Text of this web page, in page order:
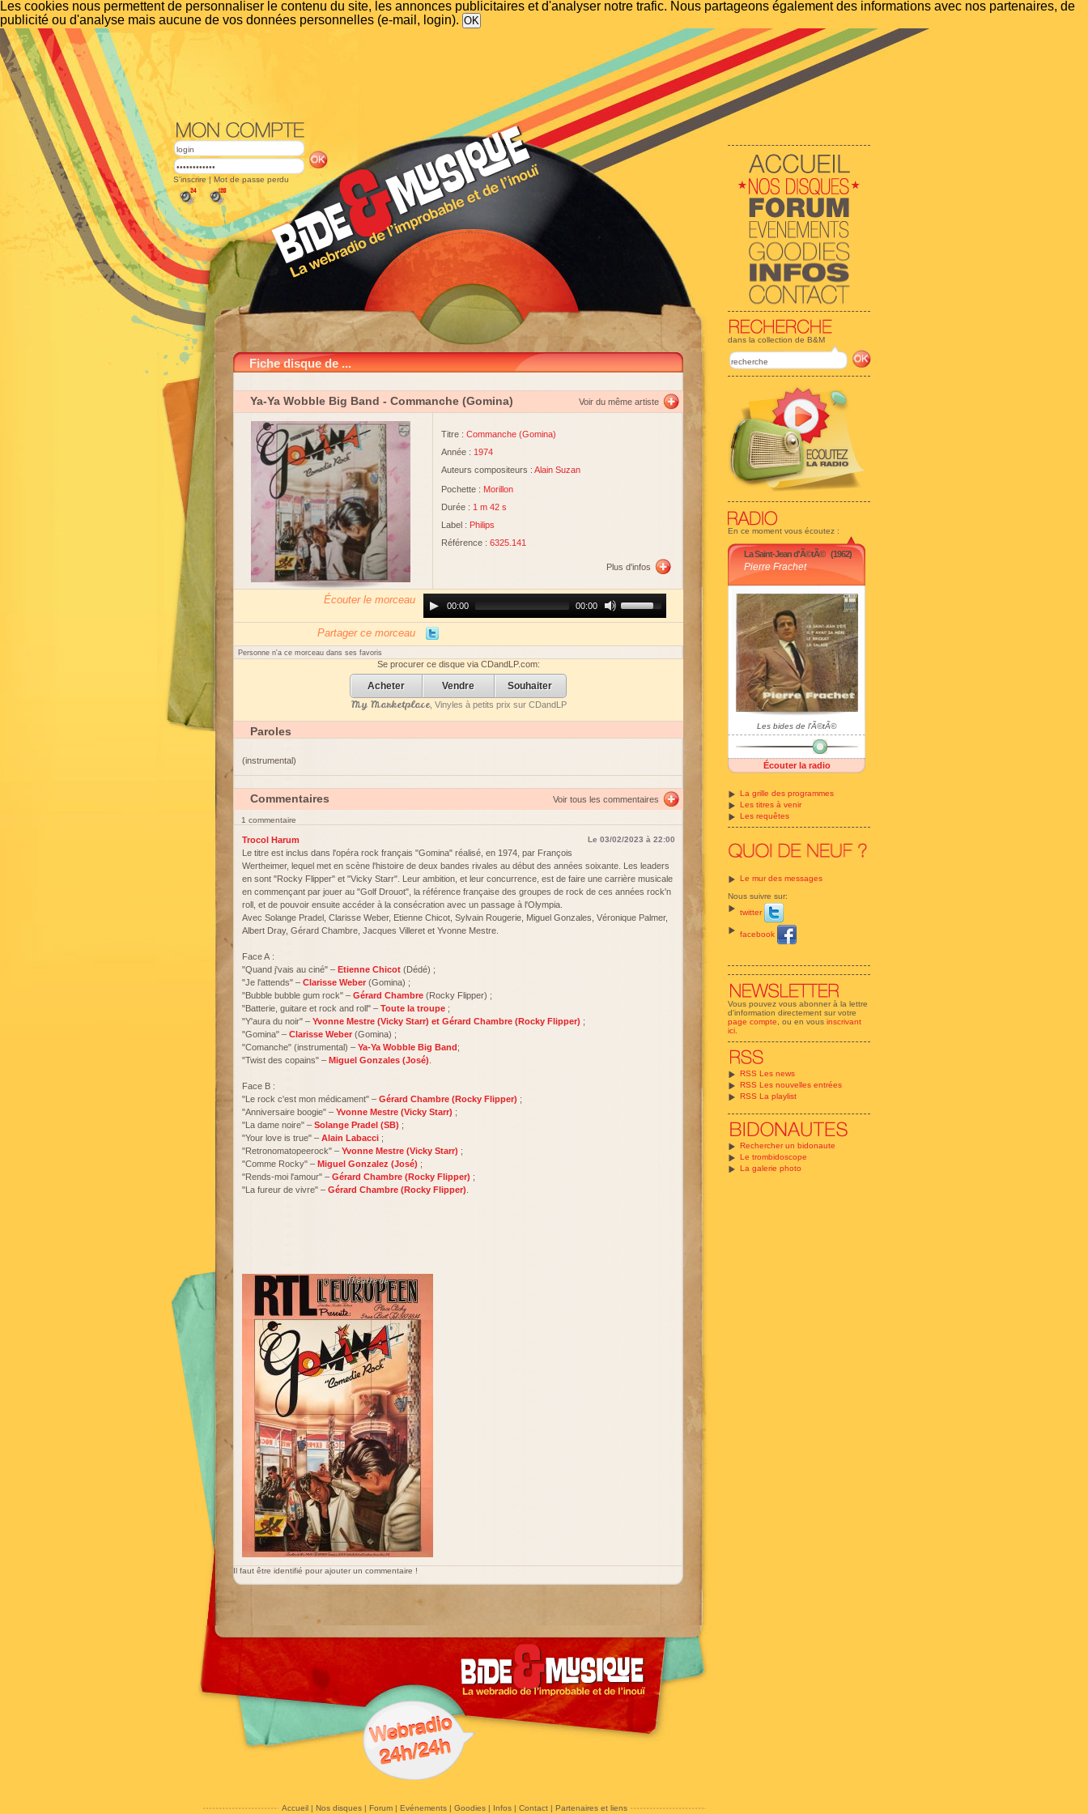
Les cookies nous permettent de personnaliser le contenu du site, les annonces publicitaires et d'analyser notre trafic. Nous partageons également des informations avec nos partenaires, de
publicité ou d'analyse mais aucune de vos données personnelles (e-mail, login).
dans la collection de B&M
En ce moment vous écoutez :
La Saint-Jean d'Ã©tÃ© (1962)
Pierre Frachet
Les bides de l'Ã©tÃ©
Écouter la radio
La grille des programmes
Les titres à venir
Les requêtes
Le mur des messages
Nous suivre sur:
twitter
facebook
Vous pouvez vous abonner à la lettre
d'information directement sur votre
page compte , ou en vous inscrivant
ici
RSS Les news
RSS Les nouvelles entrées
RSS La playlist
Rechercher un bidonaute
Le trombidoscope
La galerie photo
S'inscrire | Mot de passe perdu
Fiche disque de ...
Ya-Ya Wobble Big Band - Commanche (Gomina) Voir du même artiste
Titre : Commanche (Gomina)
Année : 1974
Auteurs compositeurs : Alain Suzan
Pochette : Morillon
Durée : 1 m 42 s
Label : Philips
Référence : 6325.141
Plus d'infos
Écouter le morceau
Player00:00 00:00
Up/Down
Arrow
increase
or
Partager ce morceau
Personne n'a ce morceau dans ses favoris
Se procurer ce disque via CDandLP.com:
Acheter Vendre Souhaiter
My Marketplace, Vinyles à petits prix sur CDandLP
Paroles
(instrumental)
Commentaires Voir tous les commentaires
1 commentaire
Trocol Harum Le 03/02/2023 à 22:00
Le titre est inclus dans l'opéra rock français "Gomina" réalisé, en 1974, par François
Wertheimer, lequel met en scène l'histoire de deux bandes rivales au début des années soixante. Les leaders
en sont "Rocky Flipper" et "Vicky Starr". Leur ambition, et leur concurrence, est de faire une carrière musicale
en commençant par jouer au "Golf Drouot", la référence française des groupes de rock de ces années rock'n
roll, et de pouvoir ensuite accéder à la consécration avec un passage à l'Olympia.
Avec Solange Pradel, Clarisse Weber, Etienne Chicot, Sylvain Rougerie, Miguel Gonzales, Véronique Palmer,
Albert Dray, Gérard Chambre, Jacques Villeret et Yvonne Mestre.
Face A :
"Quand j'vais au ciné" – Etienne Chicot (Dédé) ;
"Je l'attends" – Clarisse Weber (Gomina) ;
"Bubble bubble gum rock" – Gérard Chambre (Rocky Flipper) ;
"Batterie, guitare et rock and roll" – Toute la troupe ;
"Y'aura du noir" – Yvonne Mestre (Vicky Starr) et Gérard Chambre (Rocky Flipper) ;
"Gomina" – Clarisse Weber (Gomina) ;
"Comanche" (instrumental) – Ya-Ya Wobble Big Band;
"Twist des copains" – Miguel Gonzales (José)
Face B :
"Le rock c'est mon médicament" – Gérard Chambre (Rocky Flipper) ;
"Anniversaire boogie" – Yvonne Mestre (Vicky Starr) ;
"La dame noire" – Solange Pradel (SB) ;
"Your love is true" – Alain Labacci ;
"Retronomatopeerock" – Yvonne Mestre (Vicky Starr) ;
"Comme Rocky" – Miguel Gonzalez (José) ;
"Rends-moi l'amour" – Gérard Chambre (Rocky Flipper) ;
"La fureur de vivre" – Gérard Chambre (Rocky Flipper)
Il faut être identifié pour ajouter un commentaire !
Accueil| Nos disques| Forum| Evénements| Goodies| Infos| Contact| Partenaires et liens